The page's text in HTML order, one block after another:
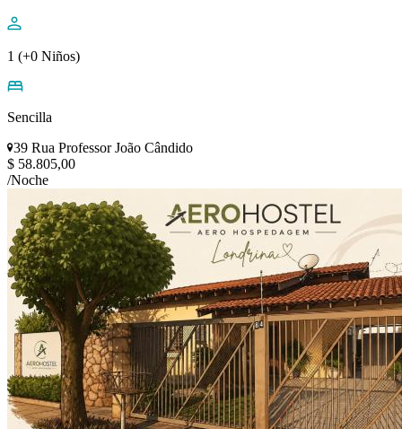
1 (+0 Niños)
Sencilla
39 Rua Professor João Cândido
$ 58.805,00
/Noche